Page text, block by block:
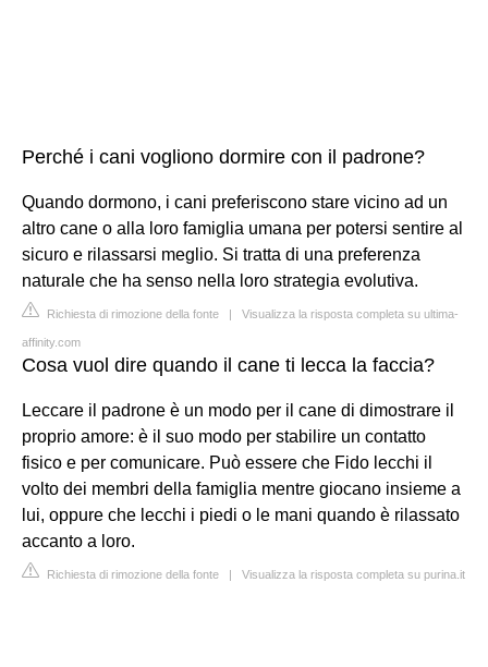
Perché i cani vogliono dormire con il padrone?
Quando dormono, i cani preferiscono stare vicino ad un
altro cane o alla loro famiglia umana per potersi sentire al
sicuro e rilassarsi meglio. Si tratta di una preferenza
naturale che ha senso nella loro strategia evolutiva.
Richiesta di rimozione della fonte | Visualizza la risposta completa su ultima-
affinity.com
Cosa vuol dire quando il cane ti lecca la faccia?
Leccare il padrone è un modo per il cane di dimostrare il
proprio amore: è il suo modo per stabilire un contatto
fisico e per comunicare. Può essere che Fido lecchi il
volto dei membri della famiglia mentre giocano insieme a
lui, oppure che lecchi i piedi o le mani quando è rilassato
accanto a loro.
Richiesta di rimozione della fonte | Visualizza la risposta completa su purina.it